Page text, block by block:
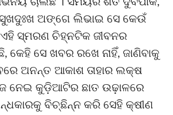
ସୁଖଦୁଃଖ ଅଙ୍ଗେ ଲିଭାଇ ସେ କେଉଁ
ସ୍ମରଣ ଚିହ୍ନଟିକ ଜୀବନର
ସେ ଖବର ରଖେ ନାହିଁ, ଜାଣିବାକୁ
ଅନନ୍ତ ଆକାଶ ତାହାର ଲକ୍ଷ
ନେଇ କୁଡ଼ିଆଟିର ଛାତ ଉଢ଼ାଳରେ
ବିଚ୍ଛିନ୍ନ କରି ସେହି କ୍ଷୀଣ